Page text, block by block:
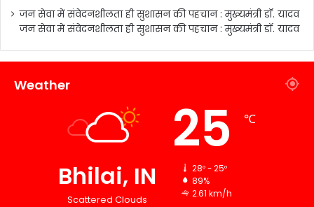
जन सेवा में संवेदनशीलता ही सुशासन की पहचान : मुख्यमंत्री डॉ. यादव
जन सेवा में संवेदनशीलता ही सुशासन की पहचान : मुख्यमंत्री डॉ. यादव
Weather
Bhilai, IN
Scattered Clouds
25 ℃
28º - 25º
89%
2.61 km/h